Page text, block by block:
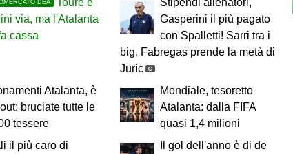
DEA
Touré e
via, ma l'Atalanta
cassa
Stipendi allenatori,
Gasperini il più pagato
con Spalletti! Sarri tra i
big, Fabregas prende la metà di
Juric
Atalanta, è
bruciate tutte le
tessere
Mondiale, tesoretto
Atalanta: dalla FIFA
quasi 1,4 milioni
il più caro di
Il gol dell'anno è di de